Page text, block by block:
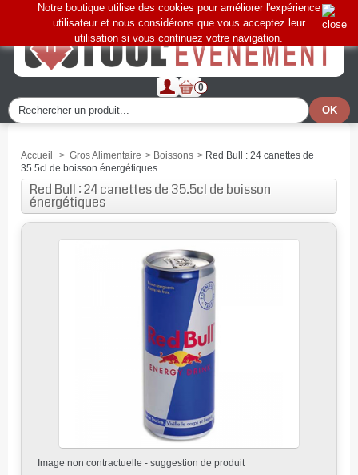
0
Notre boutique utilise des cookies pour améliorer l'expérience
utilisateur et nous considérons que vous acceptez leur
utilisation si vous continuez votre navigation.
Accueil > Gros Alimentaire > Boissons > Red Bull : 24 canettes de
35.5cl de boisson énergétiques
Red Bull : 24 canettes de 35.5cl de boisson
énergétiques
Image non contractuelle - suggestion de produit